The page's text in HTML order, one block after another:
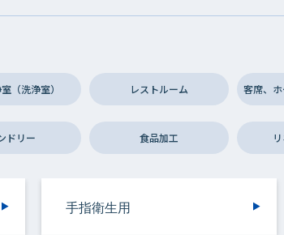
（洗浄室） レストルーム 客席、
ドリー 食品加工
手指衛生用
食器洗浄機用
トイレ用
手指衛生用
施設用
バスルーム用
食器・調理器具用
トイレ用
トイレ用